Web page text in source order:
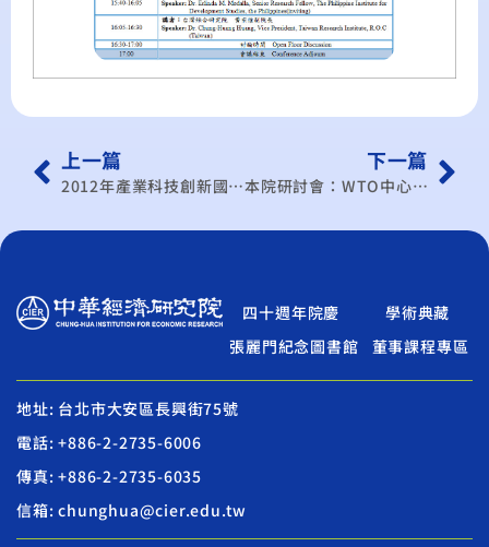
上一篇
2012年產業科技創新國際研討會
下一篇
本院研討會：WTO中心學術研討會(101/8月)
四十週年院慶
學術典藏
張麗門紀念圖書館
董事課程專區
地址: 台北市大安區長興街75號
電話: +886-2-2735-6006
傳真: +886-2-2735-6035
信箱: chunghua@cier.edu.tw